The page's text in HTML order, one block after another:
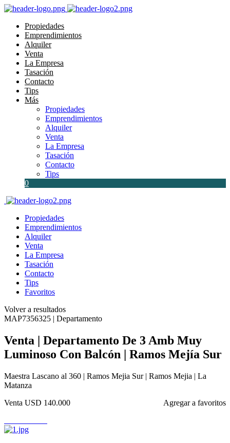
Propiedades
Emprendimientos
Alquiler
Venta
La Empresa
Tasación
Contacto
Tips
Más
Propiedades
Emprendimientos
Alquiler
Venta
La Empresa
Tasación
Contacto
Tips
0
Propiedades
Emprendimientos
Alquiler
Venta
La Empresa
Tasación
Contacto
Tips
Favoritos
Volver a resultados
MAP7356325 | Departamento
Venta | Departamento De 3 Amb Muy
Luminoso Con Balcón | Ramos Mejía Sur
Maestra Lascano al 360 | Ramos Mejia Sur | Ramos Mejia | La
Matanza
Agregar a favoritos
Venta USD 140.000